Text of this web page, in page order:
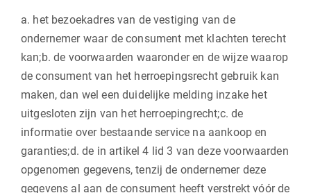
a. het bezoekadres van de vestiging van de
ondernemer waar de consument met klachten terecht
kan;b. de voorwaarden waaronder en de wijze waarop
de consument van het herroepingsrecht gebruik kan
maken, dan wel een duidelijke melding inzake het
uitgesloten zijn van het herroepingrecht;c. de
informatie over bestaande service na aankoop en
garanties;d. de in artikel 4 lid 3 van deze voorwaarden
opgenomen gegevens, tenzij de ondernemer deze
gegevens al aan de consument heeft verstrekt vóór de